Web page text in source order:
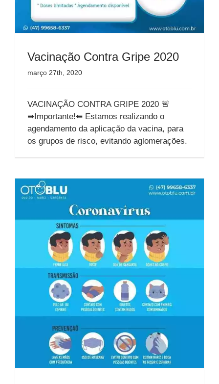
Vacinação Contra Gripe 2020
março 27th, 2020
VACINAÇÃO CONTRA GRIPE 2020 🚨
➡Importante!⬅ Estamos realizando o
agendamento da aplicação da vacina, para
os grupos de risco, evitando aglomerações.